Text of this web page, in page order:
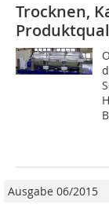
Trocknen,
Ausgabe 06/2015